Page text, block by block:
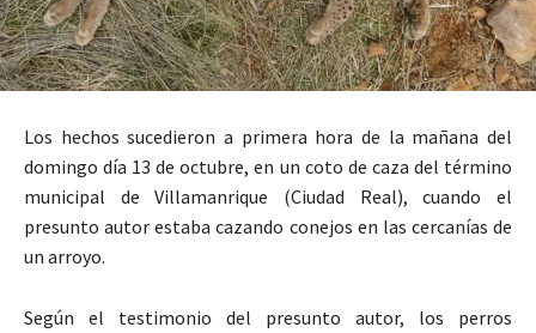
Los hechos sucedieron a primera hora de la mañana del
domingo día 13 de octubre, en un coto de caza del término
municipal de Villamanrique (Ciudad Real), cuando el
presunto autor estaba cazando conejos en las cercanías de
un arroyo.
Según el testimonio del presunto autor, los perros